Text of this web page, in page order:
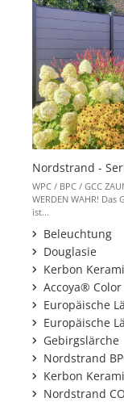
Nordstrand -
WPC / BPC / GCC
WERDEN WAHR!
ist...
Beleuchtung
Douglasie
Kerbon
Accoya® Color
Europäische
Europäische
Gebirgslärche
Nordstrand
Kerbon
Nordstrand